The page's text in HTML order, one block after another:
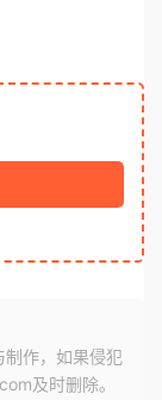
作，如果侵犯
及时删除。